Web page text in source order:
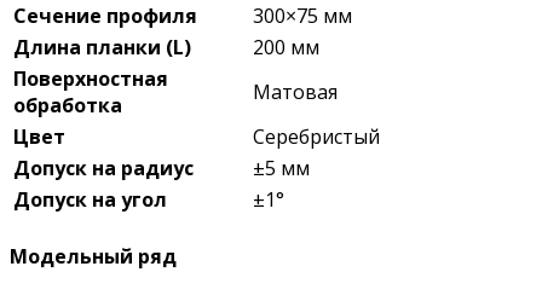
Сечение профиля
300×75 мм
Длина планки (L)
200 мм
Поверхностная
обработка
Матовая
Цвет
Серебристый
Допуск на радиус
±5 мм
Допуск на угол
±1°
Модельный ряд